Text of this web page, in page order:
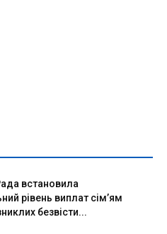
встановила
рівень виплат сім’ям
безвісти...